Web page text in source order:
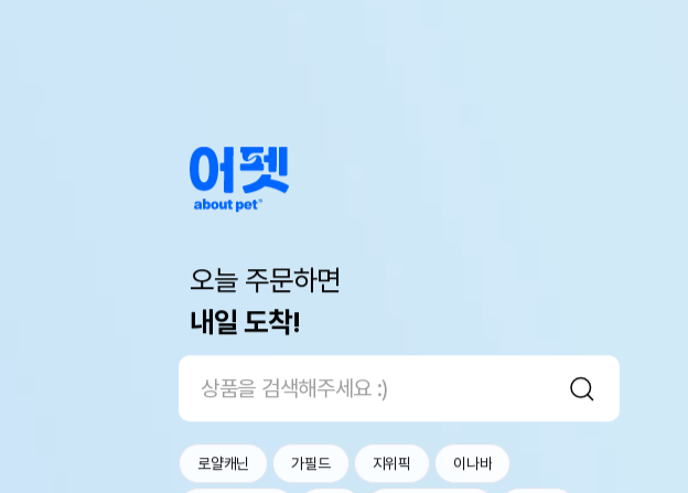
오늘 주문하면
내일 도착!
로얄캐닌 가필드 지위픽 이나바